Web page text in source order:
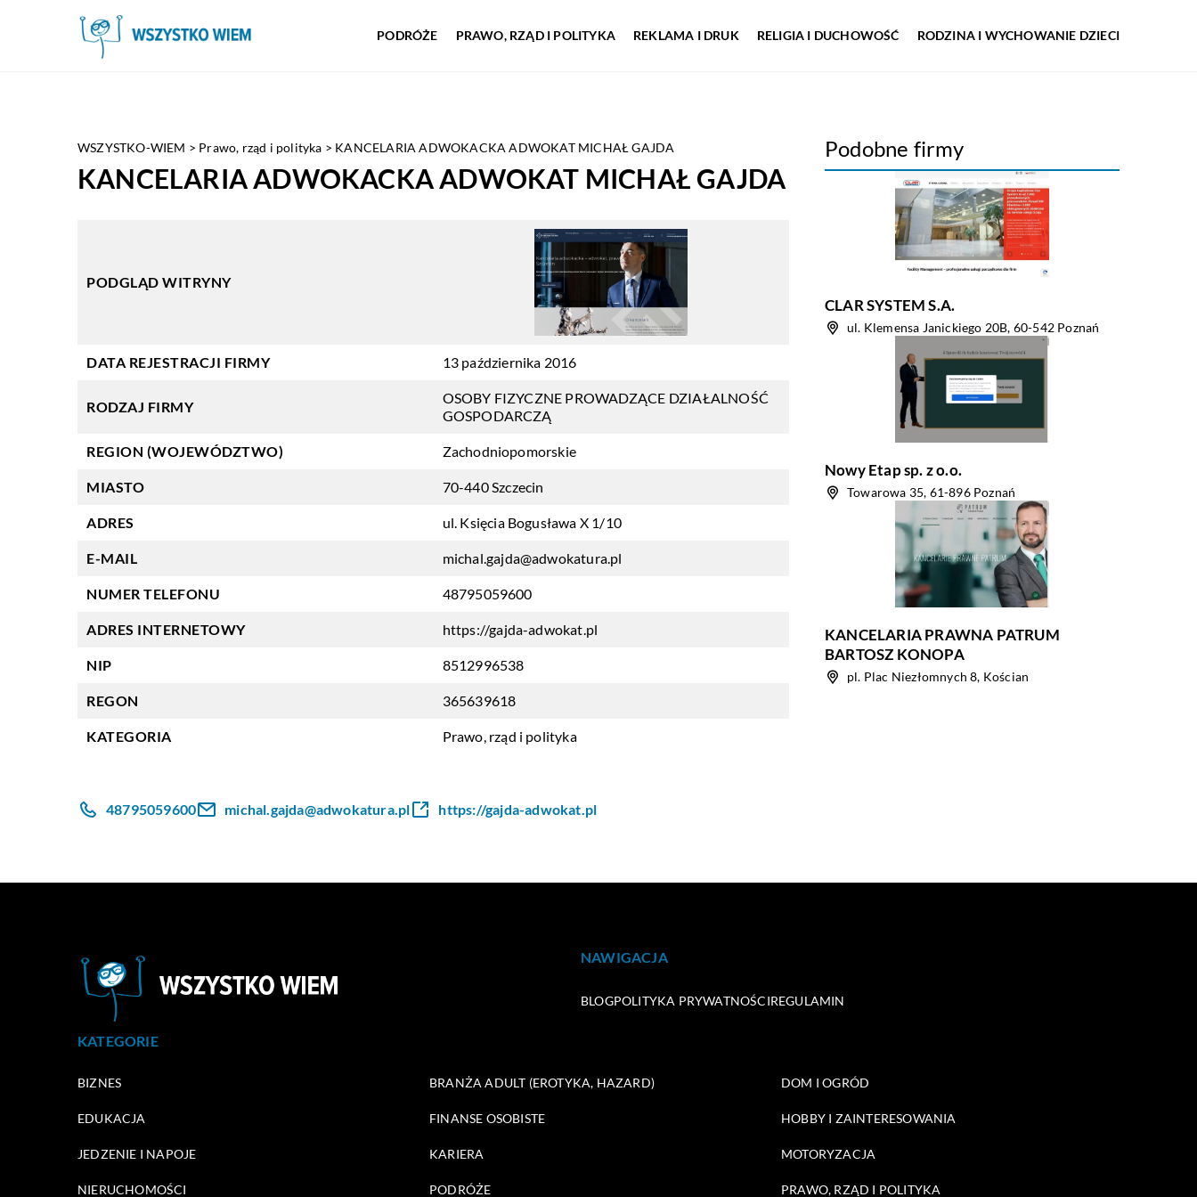
PODRÓŻE PRAWO, RZĄD I POLITYKA REKLAMA I DRUK RELIGIA I DUCHOWOŚĆ RODZINA I WYCHOWANIE DZIECI
WSZYSTKO-WIEM > Prawo, rząd i polityka > KANCELARIA ADWOKACKA ADWOKAT MICHAŁ GAJDA
KANCELARIA ADWOKACKA ADWOKAT MICHAŁ GAJDA
PODGLĄD WITRYNY
DATA REJESTRACJI FIRMY 13 października 2016
RODZAJ FIRMY
OSOBY FIZYCZNE PROWADZĄCE DZIAŁALNOŚĆ
GOSPODARCZĄ
REGION (WOJEWÓDZTWO) Zachodniopomorskie
MIASTO 70-440 Szczecin
ADRES ul. Księcia Bogusława X 1/10
E-MAIL michal.gajda@adwokatura.pl
NUMER TELEFONU 48795059600
ADRES INTERNETOWY https://gajda-adwokat.pl
NIP 8512996538
REGON 365639618
KATEGORIA Prawo, rząd i polityka
Podobne firmy
CLAR SYSTEM S.A.
ul. Klemensa Janickiego 20B, 60-542 Poznań
Nowy Etap sp. z o.o.
Towarowa 35, 61-896 Poznań
KANCELARIA PRAWNA PATRUM
BARTOSZ KONOPA
pl. Plac Niezłomnych 8, Kościan
48795059600 michal.gajda@adwokatura.pl https://gajda-adwokat.pl
NAWIGACJA
BLOGPOLITYKA PRYWATNOŚCIREGULAMIN
KATEGORIE
BIZNES BRANŻA ADULT (EROTYKA, HAZARD) DOM I OGRÓD
EDUKACJA FINANSE OSOBISTE HOBBY I ZAINTERESOWANIA
JEDZENIE I NAPOJE KARIERA MOTORYZACJA
NIERUCHOMOŚCI PODRÓŻE PRAWO, RZĄD I POLITYKA